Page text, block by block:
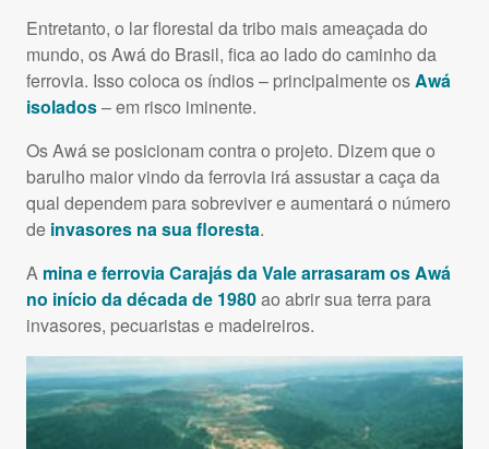
Entretanto, o lar florestal da tribo mais ameaçada do
mundo, os Awá do Brasil, fica ao lado do caminho da
ferrovia. Isso coloca os índios – principalmente osAwá
isolados– em risco iminente.
Os Awá se posicionam contra o projeto. Dizem que o
barulho maior vindo da ferrovia irá assustar a caça da
qual dependem para sobreviver e aumentará o número
de invasores na sua floresta.
A mina e ferrovia Carajás da Vale arrasaram os Awá
no início da década de 1980ao abrir sua terra para
invasores, pecuaristas e madeireiros.